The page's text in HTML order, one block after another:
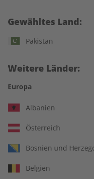
Jahrgang 2023
Gewähltes Land:
Pakistan
Weitere Länder:
Europa
Albanien
Österreich
Bosnien und
Belgien